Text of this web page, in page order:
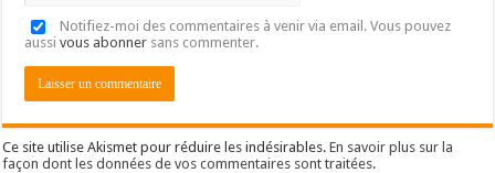
Notifiez-moi des commentaires à venir via email. Vous pouvez
aussivous abonner sans commenter.
Ce site utilise Akismet pour réduire les indésirables.En savoir plus sur la
façon dont les données de vos commentaires sont traitées.